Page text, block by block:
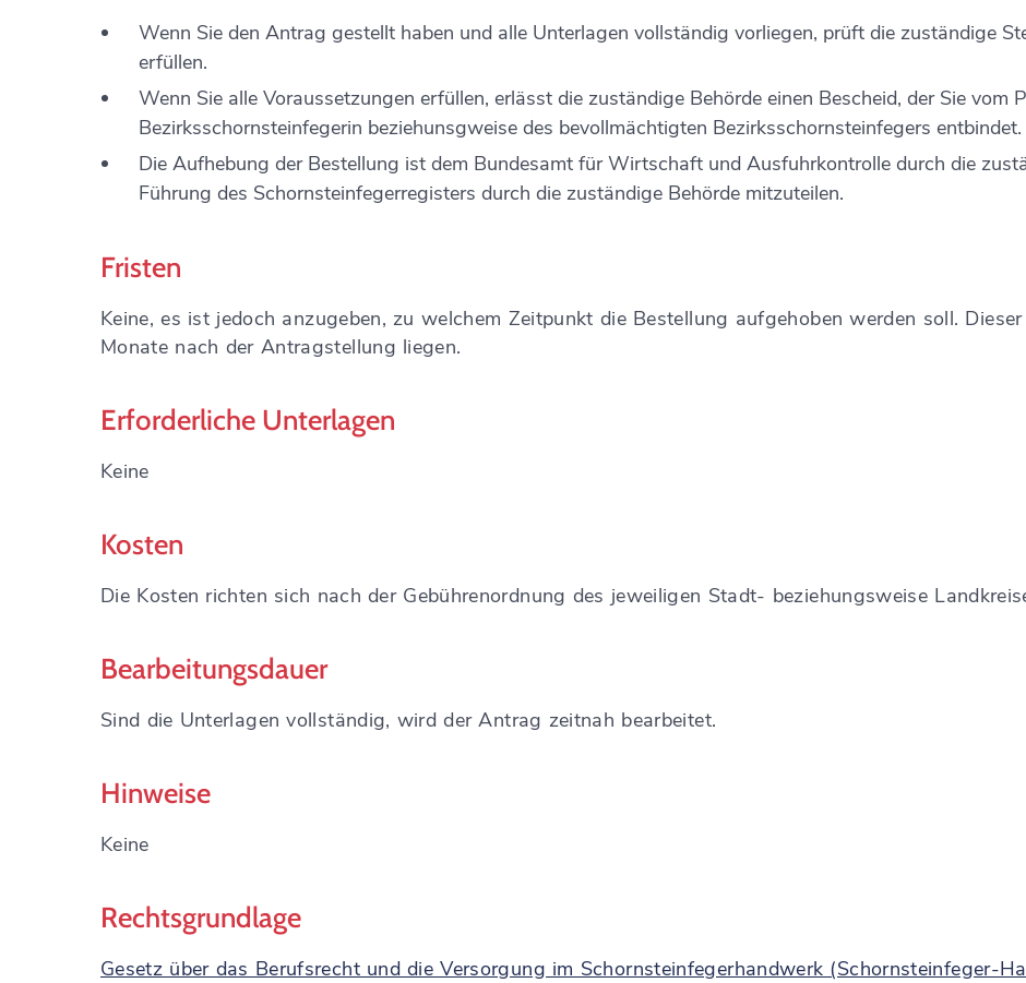
Wenn Sie den Antrag gestellt haben und alle Unterlagen vollständig vorliegen, prüft die zuständige
erfüllen.
Wenn Sie alle Voraussetzungen erfüllen, erlässt die zuständige Behörde einen Bescheid, der Sie vom
Bezirksschornsteinfegerin beziehunsgweise des bevollmächtigten Bezirksschornsteinfegers entbindet.
Die Aufhebung der Bestellung ist dem Bundesamt für Wirtschaft und Ausfuhrkontrolle durch die
Führung des Schornsteinfegerregisters durch die zuständige Behörde mitzuteilen.
Fristen
Keine, es ist jedoch anzugeben, zu welchem Zeitpunkt die Bestellung aufgehoben werden soll.
Monate nach der Antragstellung liegen.
Erforderliche Unterlagen
Keine
Kosten
Die Kosten richten sich nach der Gebührenordnung des jeweiligen Stadt- beziehungsweise
Bearbeitungsdauer
Sind die Unterlagen vollständig, wird der Antrag zeitnah bearbeitet.
Hinweise
Keine
Rechtsgrundlage
Gesetz über das Berufsrecht und die Versorgung im Schornsteinfegerhandwerk (Schornsteinfeger-